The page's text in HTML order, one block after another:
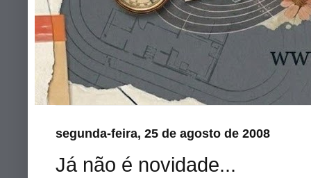
segunda-feira, 25 de agosto de 2008
Já não é novidade...